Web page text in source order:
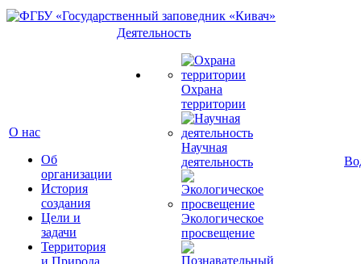
О нас
Об
организации
История
создания
Цели и
задачи
Территория
и Природа
Деятельность
Охрана
территории
Научная
деятельность
Экологическое
просвещение